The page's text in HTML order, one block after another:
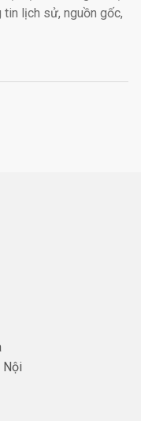
lịch sử, nguồn gốc,
Nội